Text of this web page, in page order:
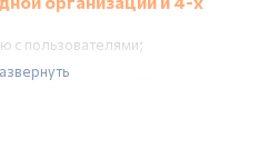
с пользователями;
договоров, процессов и